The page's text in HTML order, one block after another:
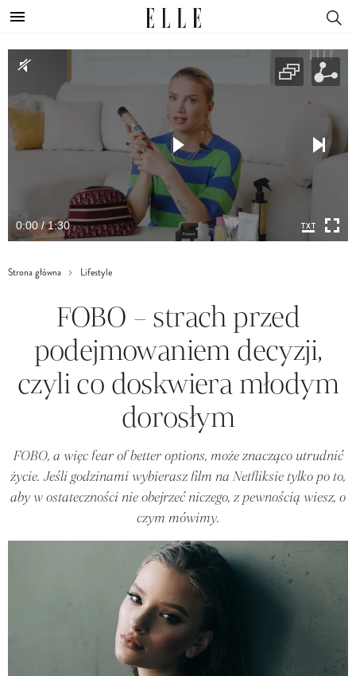
0:00 / 1:30
Strona główna Lifestyle
FOBO – strach przed
podejmowaniem decyzji,
czyli co doskwiera młodym
dorosłym
FOBO, a więc fear of better options, może znacząco utrudnić
życie. Jeśli godzinami wybierasz film na Netfliksie tylko po to,
aby w ostateczności nie obejrzeć niczego, z pewnością wiesz, o
czym mówimy.